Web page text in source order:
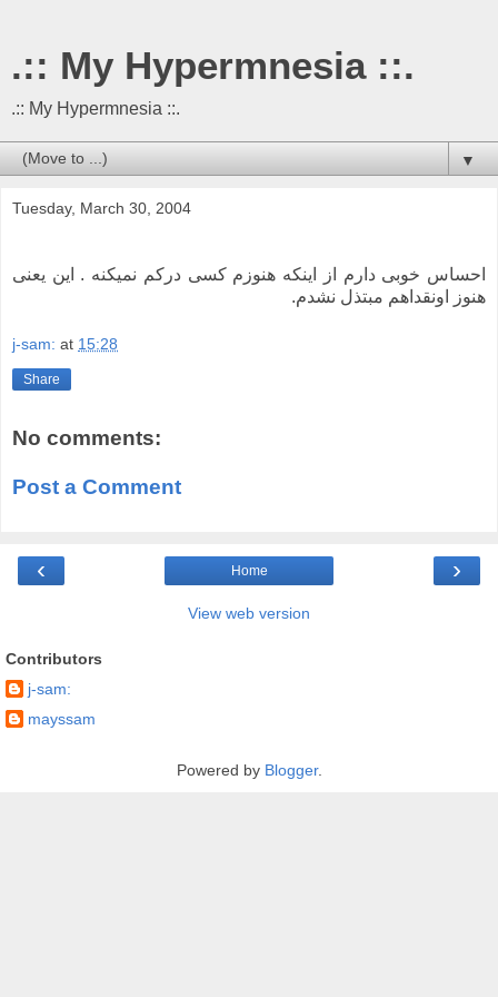
.:: My Hypermnesia ::.
.:: My Hypermnesia ::.
▼
Tuesday, March 30, 2004
احساس خوبی دارم از اینکه هنوزم کسی درکم نمیکنه . این یعنی
هنوز اونقداهم مبتذل نشدم.
j-sam: at 15:28
Share
No comments:
Post a Comment
‹ ›
Home
View web version
Contributors
j-sam:
mayssam
Powered by Blogger.